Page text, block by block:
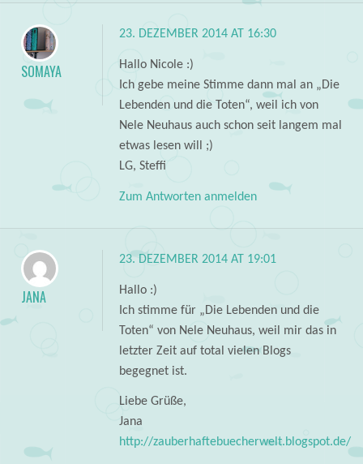
SOMAYA
23. DEZEMBER 2014 AT 16:30
Hallo Nicole :)
Ich gebe meine Stimme dann mal an „Die
Lebenden und die Toten“, weil ich von
Nele Neuhaus auch schon seit langem mal
etwas lesen will ;)
LG, Steffi
Zum Antworten anmelden
JANA
23. DEZEMBER 2014 AT 19:01
Hallo :)
Ich stimme für „Die Lebenden und die
Toten“ von Nele Neuhaus, weil mir das in
letzter Zeit auf total vielen Blogs
begegnet ist.
Liebe Grüße,
Jana
http://zauberhaftebuecherwelt.blogspot.de/